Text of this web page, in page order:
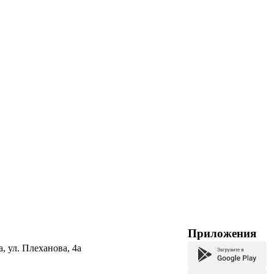
ул. Плеханова, 4а
Приложения